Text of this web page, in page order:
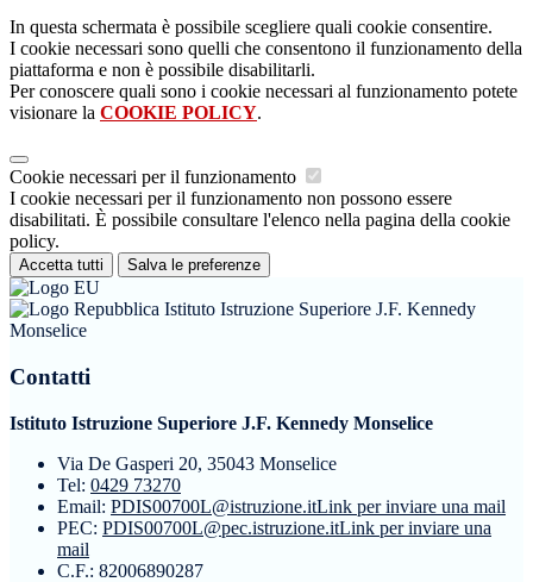
In questa schermata è possibile scegliere quali cookie consentire.
I cookie necessari sono quelli che consentono il funzionamento della
piattaforma e non è possibile disabilitarli.
Per conoscere quali sono i cookie necessari al funzionamento potete
visionare la COOKIE POLICY.
Cookie necessari per il funzionamento
I cookie necessari per il funzionamento non possono essere
disabilitati. È possibile consultare l'elenco nella pagina della cookie
policy.
Accetta tutti Salva le preferenze
Istituto Istruzione Superiore J.F. Kennedy
Monselice
Contatti
Istituto Istruzione Superiore J.F. Kennedy Monselice
Via De Gasperi 20, 35043 Monselice
Tel: 0429 73270
Email: PDIS00700L@istruzione.itLink per inviare una mail
PEC: PDIS00700L@pec.istruzione.itLink per inviare una
mail
C.F.: 82006890287